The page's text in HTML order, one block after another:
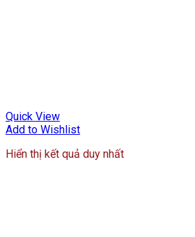
Quick View
Add to Wishlist
Hiển thị kết quả duy nhất